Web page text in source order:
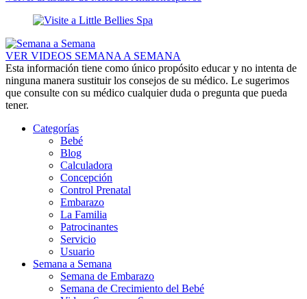
VER VIDEOS SEMANA A SEMANA
Esta información tiene como único propósito educar y no intenta de
ninguna manera sustituir los consejos de su médico. Le sugerimos
que consulte con su médico cualquier duda o pregunta que pueda
tener.
Categorías
Bebé
Blog
Calculadora
Concepción
Control Prenatal
Embarazo
La Familia
Patrocinantes
Servicio
Usuario
Semana a Semana
Semana de Embarazo
Semana de Crecimiento del Bebé